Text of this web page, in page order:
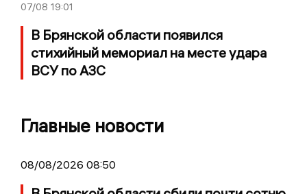
07/08 19:01
В Брянской области появился
стихийный мемориал на месте удара
ВСУ по АЗС
Главные новости
08/08/2026 08:50